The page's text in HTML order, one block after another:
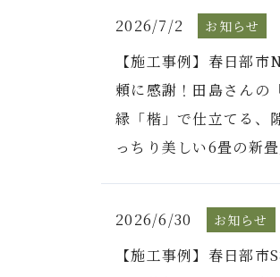
2026/7/2 お知らせ
【施工事例】春日部市
頼に感謝！田島さんの
縁「楷」で仕立てる、
っちり美しい6畳の新
2026/6/30 お知らせ
【施工事例】春日部市